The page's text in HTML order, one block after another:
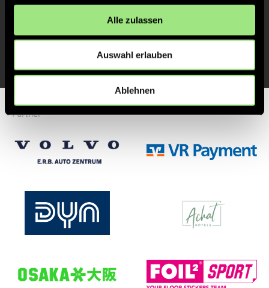
Alle zulassen
Auswahl erlauben
Ablehnen
1' TOR 1:0, FELDTOR
Partner